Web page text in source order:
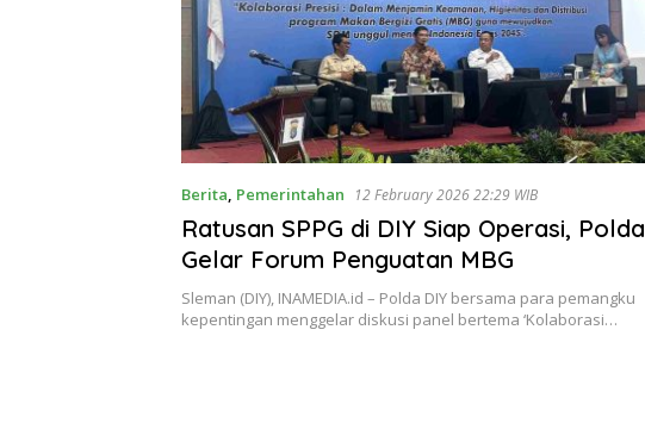
Berita, Pemerintahan 12 February 2026 22:29 WIB
Ratusan SPPG di DIY Siap Operasi, Polda
Gelar Forum Penguatan MBG
Sleman (DIY), INAMEDIA.id – Polda DIY bersama para pemangku
kepentingan menggelar diskusi panel bertema ‘Kolaborasi…